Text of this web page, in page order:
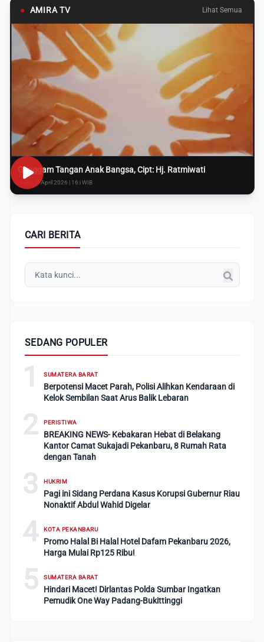
● AMIRA TV Lihat Semua
Genggam Tangan Anak Bangsa, Cipt: Hj. Ratmiwati
Rabu, 8 April 2026 | 16:i WIB
CARI BERITA
SEDANG POPULER
1 SUMATERA BARAT
Berpotensi Macet Parah, Polisi Alihkan Kendaraan di
Kelok Sembilan Saat Arus Balik Lebaran
2 PERISTIWA
BREAKING NEWS- Kebakaran Hebat di Belakang
Kantor Camat Sukajadi Pekanbaru, 8 Rumah Rata
dengan Tanah
3 HUKRIM
Pagi ini Sidang Perdana Kasus Korupsi Gubernur Riau
Nonaktif Abdul Wahid Digelar
4 KOTA PEKANBARU
Promo Halal Bi Halal Hotel Dafam Pekanbaru 2026,
Harga Mulai Rp125 Ribu!
5 SUMATERA BARAT
Hindari Macet! Dirlantas Polda Sumbar Ingatkan
Pemudik One Way Padang-Bukittinggi